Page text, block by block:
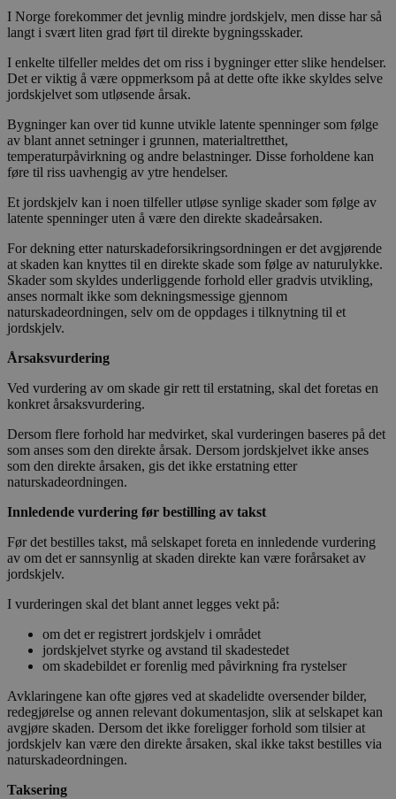
I Norge forekommer det jevnlig mindre jordskjelv, men disse har så
langt i svært liten grad ført til direkte bygningsskader.
I enkelte tilfeller meldes det om riss i bygninger etter slike hendelser.
Det er viktig å være oppmerksom på at dette ofte ikke skyldes selve
jordskjelvet som utløsende årsak.
Bygninger kan over tid kunne utvikle latente spenninger som følge
av blant annet setninger i grunnen, materialtretthet,
temperaturpåvirkning og andre belastninger. Disse forholdene kan
føre til riss uavhengig av ytre hendelser.
Et jordskjelv kan i noen tilfeller utløse synlige skader som følge av
latente spenninger uten å være den direkte skadeårsaken.
For dekning etter naturskadeforsikringsordningen er det avgjørende
at skaden kan knyttes til en direkte skade som følge av naturulykke.
Skader som skyldes underliggende forhold eller gradvis utvikling,
anses normalt ikke som dekningsmessige gjennom
naturskadeordningen, selv om de oppdages i tilknytning til et
jordskjelv.
Årsaksvurdering
Ved vurdering av om skade gir rett til erstatning, skal det foretas en
konkret årsaksvurdering.
Dersom flere forhold har medvirket, skal vurderingen baseres på det
som anses som den direkte årsak. Dersom jordskjelvet ikke anses
som den direkte årsaken, gis det ikke erstatning etter
naturskadeordningen.
Innledende vurdering før bestilling av takst
Før det bestilles takst, må selskapet foreta en innledende vurdering
av om det er sannsynlig at skaden direkte kan være forårsaket av
jordskjelv.
I vurderingen skal det blant annet legges vekt på:
om det er registrert jordskjelv i området
jordskjelvet styrke og avstand til skadestedet
om skadebildet er forenlig med påvirkning fra rystelser
Avklaringene kan ofte gjøres ved at skadelidte oversender bilder,
redegjørelse og annen relevant dokumentasjon, slik at selskapet kan
avgjøre skaden. Dersom det ikke foreligger forhold som tilsier at
jordskjelv kan være den direkte årsaken, skal ikke takst bestilles via
naturskadeordningen.
Taksering